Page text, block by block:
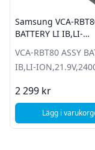
Samsung VCA-
BATTERY LI IB,LI-
VCA-RBT80 ASSY
IB,LI-
2 299 kr
Lägg i ,